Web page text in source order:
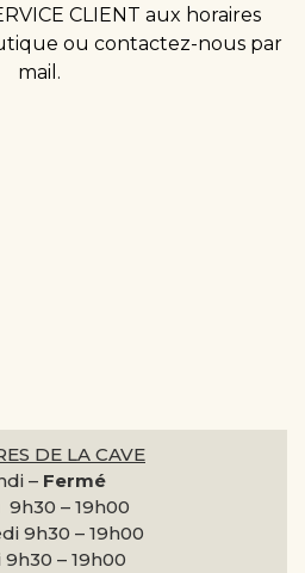
DE LA CAVE
– Fermé
9h30 – 19h00
9h30 – 19h00
– 19h00
CLIENT aux horaires
ou contactez-nous par
mail.